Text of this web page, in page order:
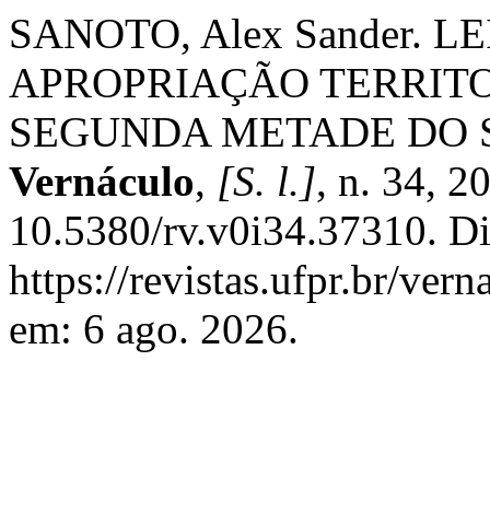
SANOTO, Alex Sander.
APROPRIAÇÃO
SEGUNDA METADE
Vernáculo, [S. l.], n. 34,
10.5380/rv.v0i34.37310.
https://revistas.ufpr.br/
em: 6 ago. 2026.